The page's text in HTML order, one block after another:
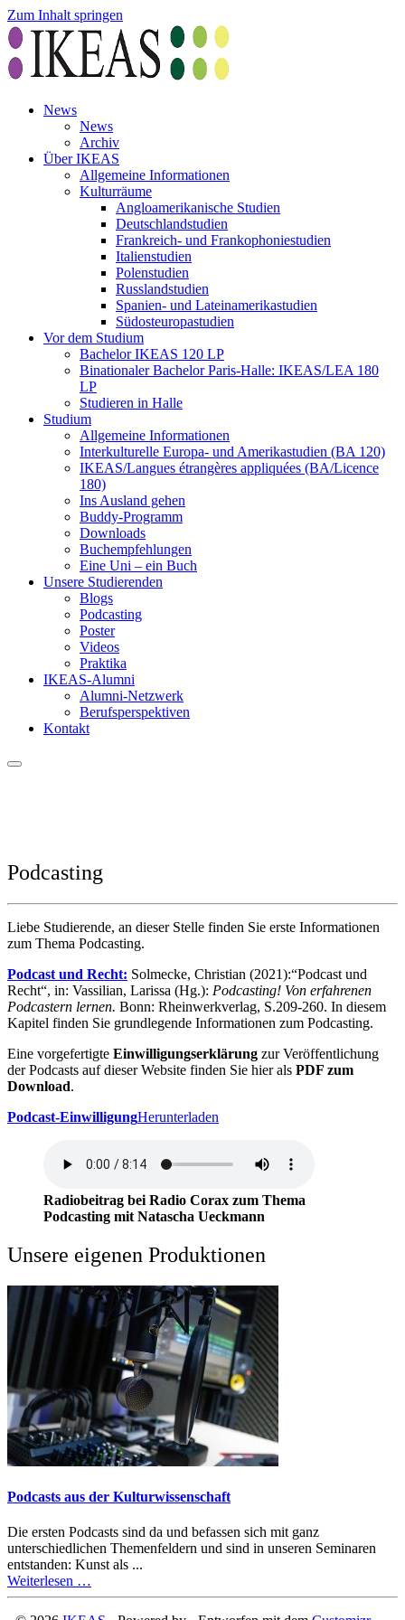
Zum Inhalt springen
News
News
Archiv
Über IKEAS
Allgemeine Informationen
Kulturräume
Angloamerikanische Studien
Deutschlandstudien
Frankreich- und Frankophoniestudien
Italienstudien
Polenstudien
Russlandstudien
Spanien- und Lateinamerikastudien
Südosteuropastudien
Vor dem Studium
Bachelor IKEAS 120 LP
Binationaler Bachelor Paris-Halle: IKEAS/LEA 180
LP
Studieren in Halle
Studium
Allgemeine Informationen
Interkulturelle Europa- und Amerikastudien (BA 120)
IKEAS/Langues étrangères appliquées (BA/Licence
180)
Ins Ausland gehen
Buddy-Programm
Downloads
Buchempfehlungen
Eine Uni – ein Buch
Unsere Studierenden
Blogs
Podcasting
Poster
Videos
Praktika
IKEAS-Alumni
Alumni-Netzwerk
Berufsperspektiven
Kontakt
Podcasting
Liebe Studierende, an dieser Stelle finden Sie erste Informationen
zum Thema Podcasting.
Podcast und Recht: Solmecke, Christian (2021):“Podcast und
Recht“, in: Vassilian, Larissa (Hg.): Podcasting! Von erfahrenen
Podcastern lernen. Bonn: Rheinwerkverlag, S.209-260. In diesem
Kapitel finden Sie grundlegende Informationen zum Podcasting.
Eine vorgefertigte Einwilligungserklärung zur Veröffentlichung
der Podcasts auf dieser Website finden Sie hier als PDF zum
Download.
Podcast-EinwilligungHerunterladen
Radiobeitrag bei Radio Corax zum Thema
Podcasting mit Natascha Ueckmann
Unsere eigenen Produktionen
Podcasts aus der Kulturwissenschaft
Die ersten Podcasts sind da und befassen sich mit ganz
unterschiedlichen Themenfeldern und sind in unseren Seminaren
entstanden: Kunst als ...
Weiterlesen …